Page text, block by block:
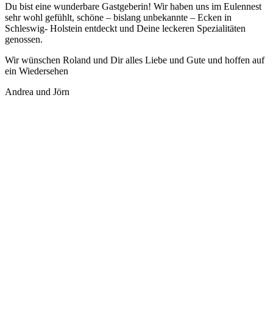
Du bist eine wunderbare Gastgeberin! Wir haben uns im Eulennest
sehr wohl gefühlt, schöne – bislang unbekannte – Ecken in
Schleswig- Holstein entdeckt und Deine leckeren Spezialitäten
genossen.
Wir wünschen Roland und Dir alles Liebe und Gute und hoffen auf
ein Wiedersehen
Andrea und Jörn